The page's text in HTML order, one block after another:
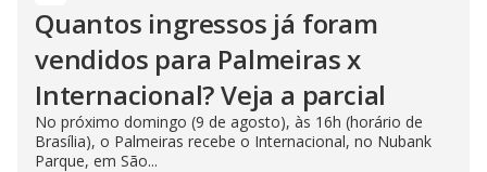
Quantos ingressos já foram
vendidos para Palmeiras x
Internacional? Veja a parcial
No próximo domingo (9 de agosto), às 16h (horário de
Brasília), o Palmeiras recebe o Internacional, no Nubank
Parque, em São...